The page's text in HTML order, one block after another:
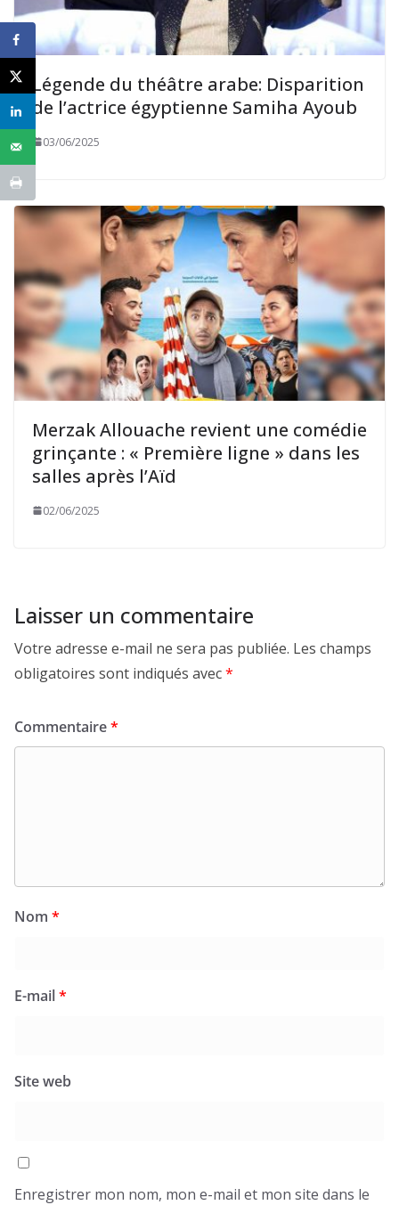
Légende du théâtre arabe: Disparition
de l’actrice égyptienne Samiha Ayoub
03/06/2025
Merzak Allouache revient une comédie
grinçante : « Première ligne » dans les
salles après l’Aïd
02/06/2025
Laisser un commentaire
Votre adresse e-mail ne sera pas publiée. Les champs
obligatoires sont indiqués avec*
Commentaire*
Nom *
E-mail*
Site web
Enregistrer mon nom, mon e-mail et mon site dans le